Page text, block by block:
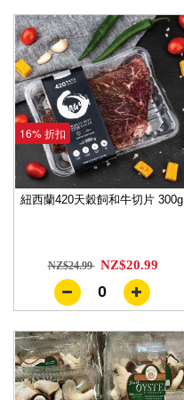
16% 折扣
紐西蘭420天穀飼和牛切片 300g
NZ$24.99 NZ$20.99
0